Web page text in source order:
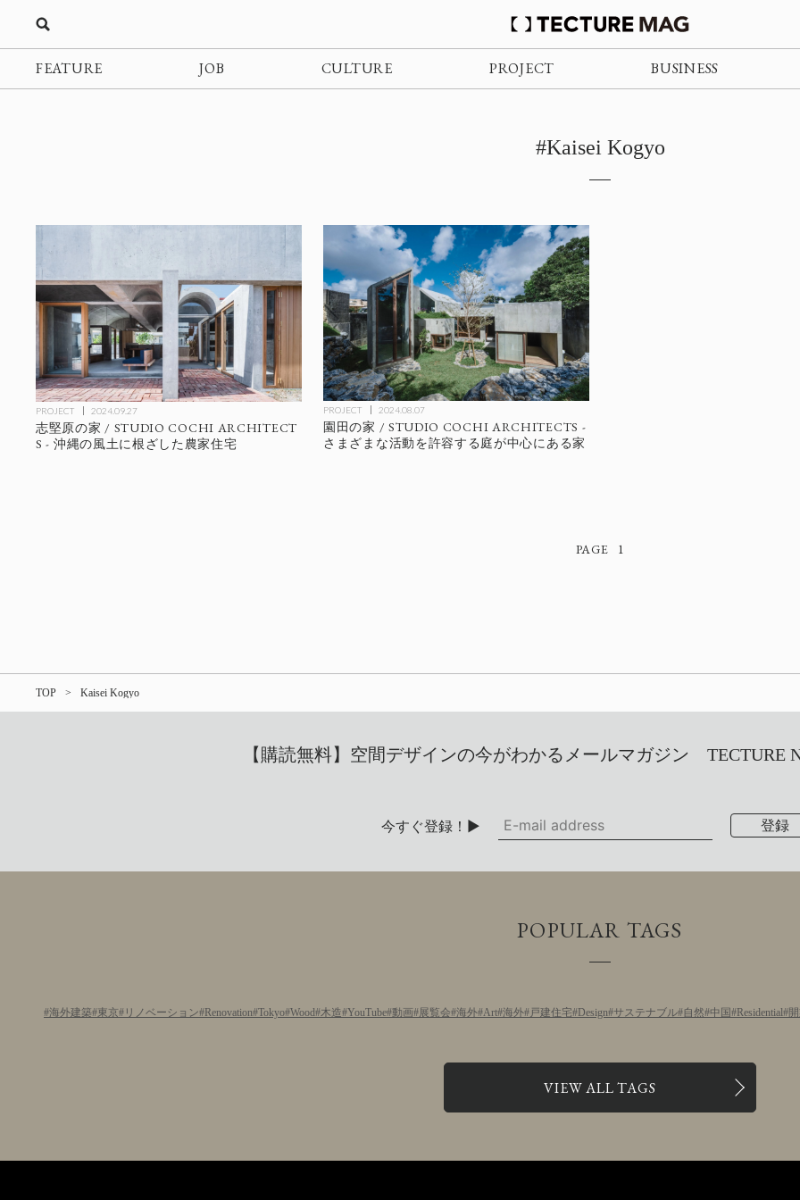
FEATURE JOB CULTURE PROJECT BUSINESS
#Kaisei Kogyo
PROJECT 2024.09.27
志堅原の家 / STUDIO COCHI ARCHITECT
S - 沖縄の風土に根ざした農家住宅
PROJECT 2024.08.07
園田の家 / STUDIO COCHI ARCHITECTS -
さまざまな活動を許容する庭が中心にある家
1
TOP Kaisei Kogyo
【購読無料】空間デザインの今がわかるメールマガジン TECTURE
今すぐ登録！▶
POPULAR TAGS
海外建築 東京 リノベーション Renovation Tokyo Wood 木造 YouTube 動画 展覧会 海外 Art 海外 戸建住宅 Design サステナブル 自然 中国 Residential
VIEW ALL TAGS